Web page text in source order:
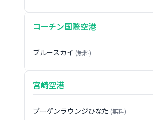
コーチン国際空港
ブルースカイ (無料)
宮崎空港
ブーゲンラウンジひなた (無料)